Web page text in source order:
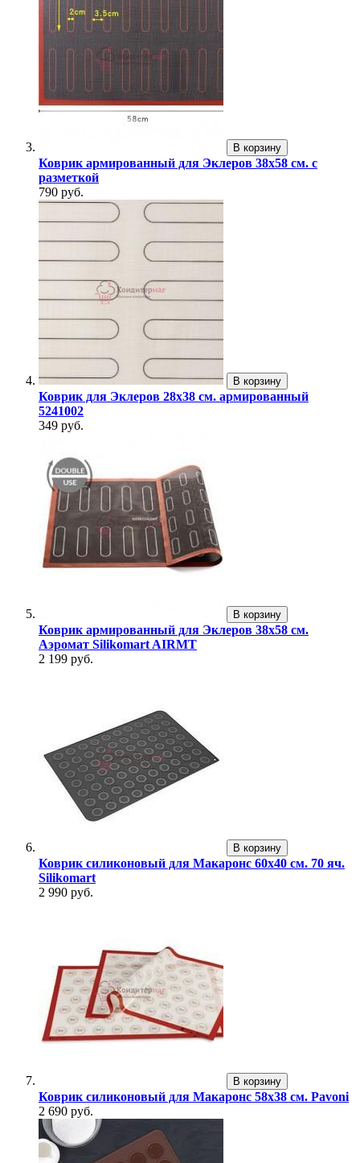
В корзину
Коврик армированный для Эклеров 38x58 см. с
разметкой
790 руб.
В корзину
Коврик для Эклеров 28x38 см. армированный
5241002
349 руб.
В корзину
Коврик армированный для Эклеров 38х58 см.
Аэромат Silikomart AIRMT
2 199 руб.
В корзину
Коврик силиконовый для Макаронс 60х40 см. 70 яч.
Silikomart
2 990 руб.
В корзину
Коврик силиконовый для Макаронс 58х38 см. Pavoni
2 690 руб.